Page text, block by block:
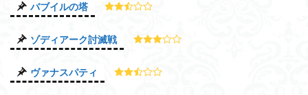
バブイルの塔
ゾディアーク討滅戦
ヴァナスパティ